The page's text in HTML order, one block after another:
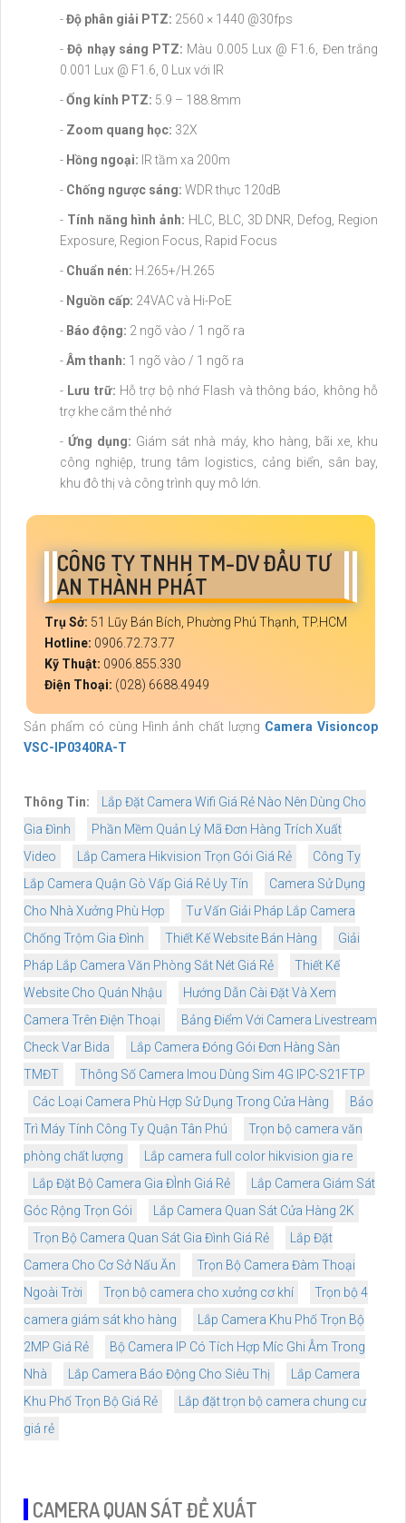
-Độ phân giải PTZ: 2560 × 1440 @30fps
-Độ nhạy sáng PTZ: Màu 0.005 Lux @ F1.6, Đen trắng
0.001 Lux @ F1.6, 0 Lux với IR
-Ống kính PTZ: 5.9 – 188.8mm
- Zoom quang học: 32X
- Hồng ngoại: IR tầm xa 200m
- Chống ngược sáng: WDR thực 120dB
- Tính năng hình ảnh: HLC, BLC, 3D DNR, Defog, Region
Exposure, Region Focus, Rapid Focus
- Chuẩn nén: H.265+/H.265
- Nguồn cấp: 24VAC và Hi-PoE
- Báo động: 2 ngõ vào / 1 ngõ ra
-Âm thanh: 1 ngõ vào / 1 ngõ ra
- Lưu trữ: Hỗ trợ bộ nhớ Flash và thông báo, không hỗ
trợ khe cắm thẻ nhớ
-Ứng dụng: Giám sát nhà máy, kho hàng, bãi xe, khu
công nghiệp, trung tâm logistics, cảng biển, sân bay,
khu đô thị và công trình quy mô lớn.
CÔNG TY TNHH TM-DV ĐẦU TƯ
AN THÀNH PHÁT
Trụ Sở: 51 Lũy Bán Bích, Phường Phú Thạnh, TP.HCM
Hotline: 0906.72.73.77
Kỹ Thuật: 0906.855.330
Điện Thoại: (028) 6688.4949
Sản phẩm có cùng Hình ảnh chất lượng Camera Visioncop
VSC-IP0340RA-T
Thông Tin:
Lắp Đặt Camera Wifi Giá Rẻ Nào Nên Dùng Cho
Gia Đình
Phần Mềm Quản Lý Mã Đơn Hàng Trích Xuất
Video
Lắp Camera Hikvision Trọn Gói Giá Rẻ
Công Ty
Lắp Camera Quận Gò Vấp Giá Rẻ Uy Tín
Camera Sử Dụng
Cho Nhà Xưởng Phù Hợp
Tư Vấn Giải Pháp Lắp Camera
Chống Trộm Gia Đình
Thiết Kế Website Bán Hàng
Giải
Pháp Lắp Camera Văn Phòng Sắt Nét Giá Rẻ
Thiết Kế
Website Cho Quán Nhậu
Hướng Dẫn Cài Đặt Và Xem
Camera Trên Điện Thoại
Bảng Điểm Với Camera Livestream
Check Var Bida
Lắp Camera Đóng Gói Đơn Hàng Sàn
TMĐT
Thông Số Camera Imou Dùng Sim 4G IPC-S21FTP
Các Loại Camera Phù Hợp Sử Dụng Trong Cửa Hàng
Bảo
Trì Máy Tính Công Ty Quận Tân Phú
Trọn bộ camera văn
phòng chất lượng
Lắp camera full color hikvision gia re
Lắp Đặt Bộ Camera Gia ĐÌnh Giá Rẻ
Lắp Camera Giám Sát
Góc Rộng Trọn Gói
Lắp Camera Quan Sát Cửa Hàng 2K
Trọn Bộ Camera Quan Sát Gia Đình Giá Rẻ
Lắp Đặt
Camera Cho Cơ Sở Nấu Ăn
Trọn Bộ Camera Đàm Thoại
Ngoài Trời
Trọn bộ camera cho xưởng cơ khí
Trọn bộ 4
camera giám sát kho hàng
Lắp Camera Khu Phố Trọn Bộ
2MP Giá Rẻ
Bộ Camera IP Có Tích Hợp Míc Ghi Âm Trong
Nhà
Lắp Camera Báo Động Cho Siêu Thị
Lắp Camera
Khu Phố Trọn Bộ Giá Rẻ
Lắp đặt trọn bộ camera chung cư
giá rẻ
CAMERA QUAN SÁT ĐỀ XUẤT